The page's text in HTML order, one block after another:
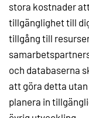
stora kostnader
tillgänglighet till
tillgång till
och databaserna
att göra detta
planera in